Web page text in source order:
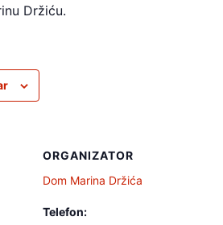
Držiću.
ORGANIZATOR
Dom Marina Držića
Telefon: